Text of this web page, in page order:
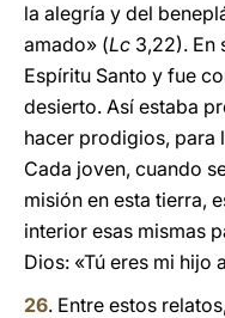
la alegría y del
amado» (Lc 3,22). En
Espíritu Santo y fue
desierto. Así estaba
hacer prodigios, para
Cada joven, cuando
misión en esta tierra,
interior esas mismas
Dios: «Tú eres mi hijo
26. Entre estos